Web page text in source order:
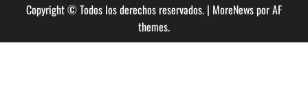
Copyright © Todos los derechos reservados. | MoreNewspor AF
themes.